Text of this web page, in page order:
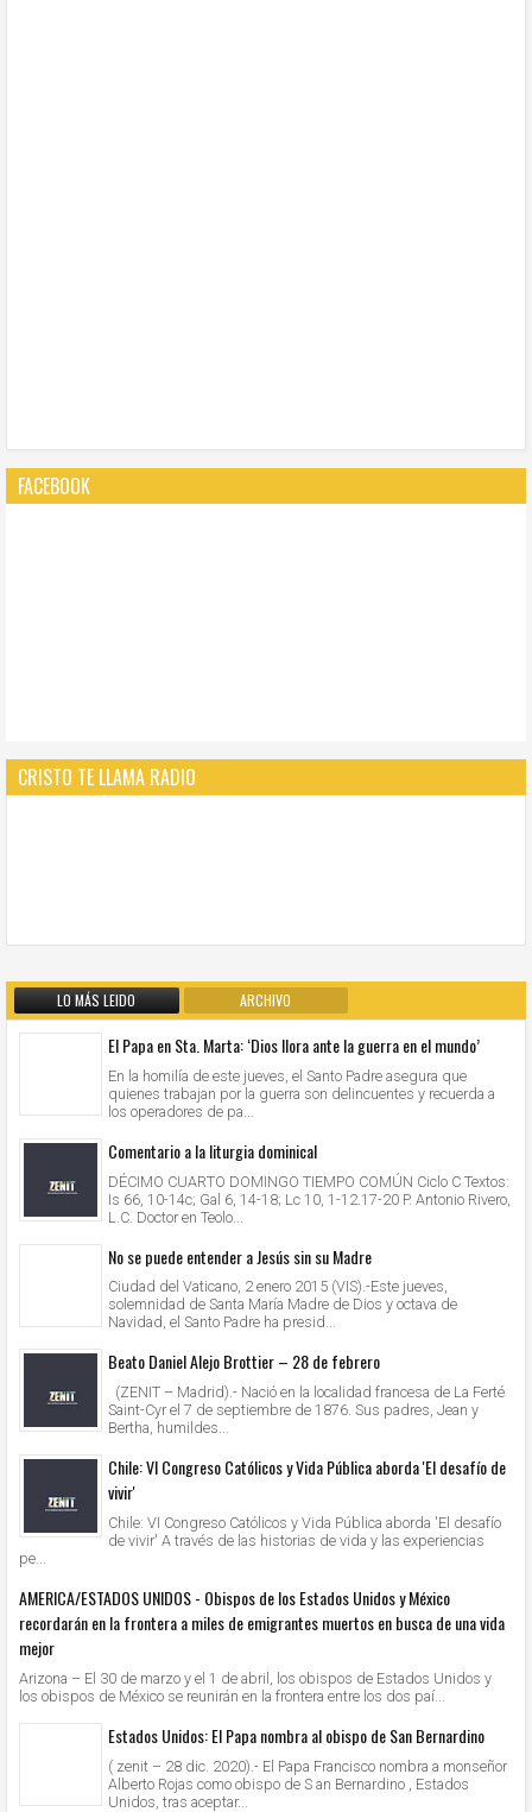
FACEBOOK
CRISTO TE LLAMA RADIO
LO MÁS LEIDO ARCHIVO
El Papa en Sta. Marta: ‘Dios llora ante la guerra en el mundo’
En la homilía de este jueves, el Santo Padre asegura que
quienes trabajan por la guerra son delincuentes y recuerda a
los operadores de pa...
Comentario a la liturgia dominical
DÉCIMO CUARTO DOMINGO TIEMPO COMÚN Ciclo C Textos:
Is 66, 10-14c; Gal 6, 14-18; Lc 10, 1-12.17-20 P. Antonio Rivero,
L.C. Doctor en Teolo...
No se puede entender a Jesús sin su Madre
Ciudad del Vaticano, 2 enero 2015 (VIS).-Este jueves,
solemnidad de Santa María Madre de Dios y octava de
Navidad, el Santo Padre ha presid...
Beato Daniel Alejo Brottier – 28 de febrero
(ZENIT – Madrid).- Nació en la localidad francesa de La Ferté
Saint-Cyr el 7 de septiembre de 1876. Sus padres, Jean y
Bertha, humildes...
Chile: VI Congreso Católicos y Vida Pública aborda 'El desafío de
vivir'
Chile: VI Congreso Católicos y Vida Pública aborda 'El desafío
de vivir' A través de las historias de vida y las experiencias
pe...
AMERICA/ESTADOS UNIDOS - Obispos de los Estados Unidos y México
recordarán en la frontera a miles de emigrantes muertos en busca de una vida
mejor
Arizona – El 30 de marzo y el 1 de abril, los obispos de Estados Unidos y
los obispos de México se reunirán en la frontera entre los dos paí...
Estados Unidos: El Papa nombra al obispo de San Bernardino
( zenit – 28 dic. 2020).- El Papa Francisco nombra a monseñor
Alberto Rojas como obispo de S an Bernardino , Estados
Unidos, tras aceptar...